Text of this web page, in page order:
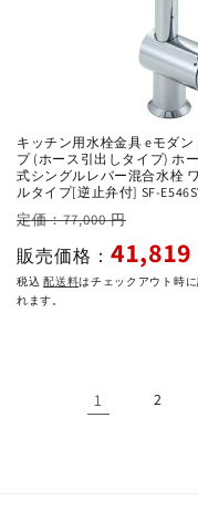
キッチン用水栓金具 eモダン
プ (ホース引出しタイプ) ホ
式シングルレバー混合水栓
ルタイプ[逆止弁付] SF-
通
常
価
格
定価：77,000 円
ー
ル
販売価格： 41,819
税込配送料はチェックアウト時に
れます。
1 2